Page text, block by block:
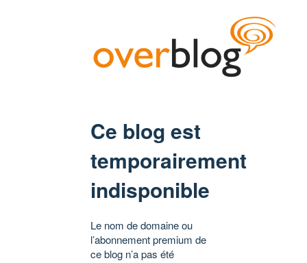
Ce blog est
temporairement
indisponible
Le nom de domaine ou
l’abonnement premium de
ce blog n’a pas été